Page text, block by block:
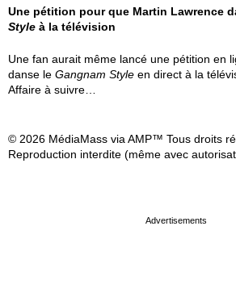
Une pétition pour que Martin Lawrence
Style à la télévision
Une fan aurait même lancé une pétition en
danse le Gangnam Style en direct à la
Affaire à suivre…
© 2026 MédiaMass via AMP™ Tous droits
Reproduction interdite (même avec